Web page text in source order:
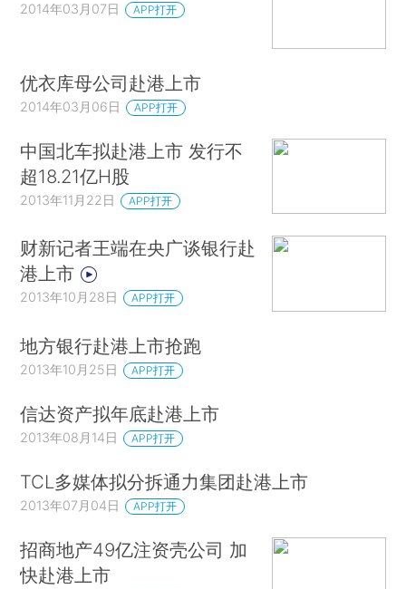
2014年03月07日 APP打开
优衣库母公司赴港上市
2014年03月06日 APP打开
中国北车拟赴港上市 发行不
超18.21亿H股
2013年11月22日 APP打开
财新记者王端在央广谈银行赴
港上市
2013年10月28日 APP打开
地方银行赴港上市抢跑
2013年10月25日 APP打开
信达资产拟年底赴港上市
2013年08月14日 APP打开
TCL多媒体拟分拆通力集团赴港上市
2013年07月04日 APP打开
招商地产49亿注资壳公司 加
快赴港上市